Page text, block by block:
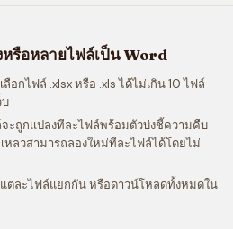
รือหลายไฟล์เป็น Word
ลือกไฟล์ .xlsx หรือ .xls ได้ไม่เกิน 10 ไฟล์
บ
ะถูกแปลงทีละไฟล์พร้อมตัวบ่งชี้ความคืบ
ลวสามารถลองใหม่ทีละไฟล์ได้โดยไม่
ต่ละไฟล์แยกกัน หรือดาวน์โหลดทั้งหมดใน